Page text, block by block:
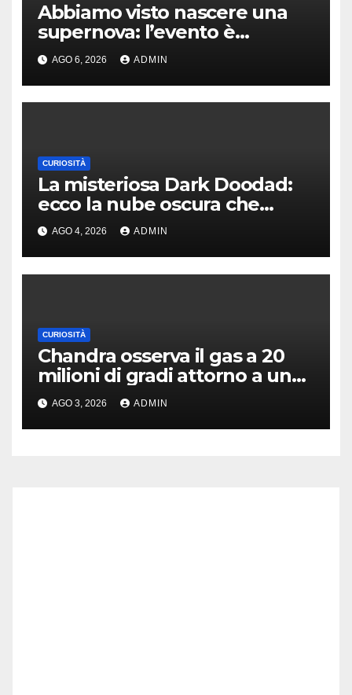
Abbiamo visto nascere una
supernova: l’evento è
rarissimo
AGO 6, 2026 ADMIN
CURIOSITÀ
La misteriosa Dark Doodad:
ecco la nube oscura che
nasconde nuove stelle
AGO 4, 2026 ADMIN
CURIOSITÀ
Chandra osserva il gas a 20
milioni di gradi attorno a un
antico quasar
AGO 3, 2026 ADMIN